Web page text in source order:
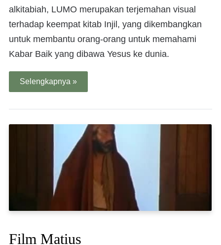
alkitabiah, LUMO merupakan terjemahan visual
terhadap keempat kitab Injil, yang dikembangkan
untuk membantu orang-orang untuk memahami
Kabar Baik yang dibawa Yesus ke dunia.
Selengkapnya »
Film Matius